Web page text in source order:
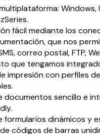
Windows,
fácil mediante los
que nos
correo postal, FTP,
que tengamos
impresión con perfiles
documentos sencillo e
formularios dinámicos y
códigos de barras